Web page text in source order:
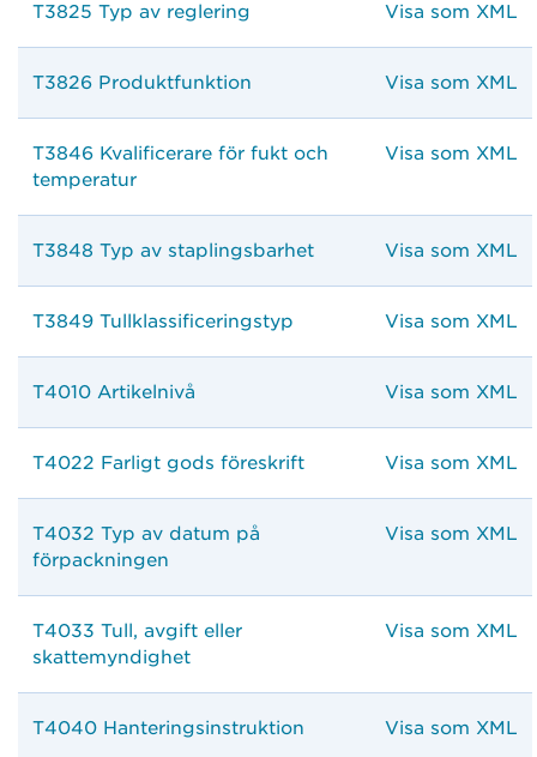
T3825 Typ av reglering Visa som XML
T3826 Produktfunktion Visa som XML
T3846 Kvalificerare för fukt och
temperatur
Visa som XML
T3848 Typ av staplingsbarhet Visa som XML
T3849 Tullklassificeringstyp Visa som XML
T4010 Artikelnivå Visa som XML
T4022 Farligt gods föreskrift Visa som XML
T4032 Typ av datum på
förpackningen
Visa som XML
T4033 Tull, avgift eller
skattemyndighet
Visa som XML
T4040 Hanteringsinstruktion Visa som XML